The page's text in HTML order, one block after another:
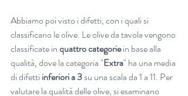
Abbiamo poi visto i difetti, con i quali si
classificano le olive. Le olive da tavola vengono
classificate in quattro categorie in base alla
qualità, dove la categoria "Extra" ha una media
di difetti inferiori a 3 su una scala da 1 a 11. Per
valutare la qualità delle olive, si esaminano